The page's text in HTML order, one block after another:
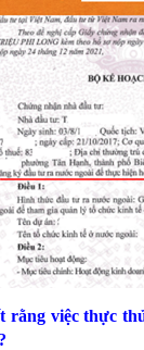
rằng việc thực